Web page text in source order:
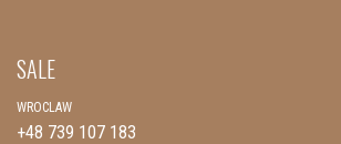
SALE
WROCLAW
+48 739 107 183